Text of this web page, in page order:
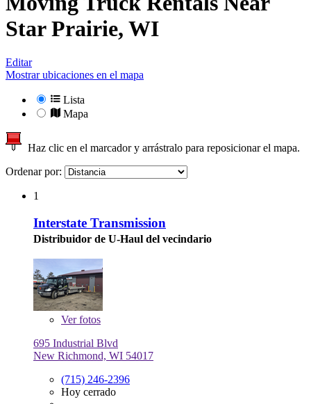
Star Prairie, WI
Editar
Mostrar ubicaciones en el mapa
Lista
Mapa
Haz clic en el marcador y arrástralo para reposicionar el mapa.
Ordenar por:
1
Interstate Transmission
Distribuidor de U-Haul del vecindario
Verfotos
695 Industrial Blvd
New Richmond, WI 54017
(715) 246-2396
Hoy cerrado